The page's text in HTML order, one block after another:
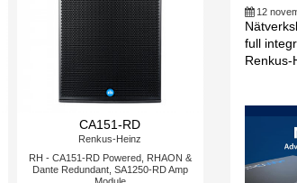
CA151-RD
Renkus-Heinz
RH - CA151-RD Powered, RHAON &
Dante Redundant, SA1250-RD Amp
12
full
Renkus-